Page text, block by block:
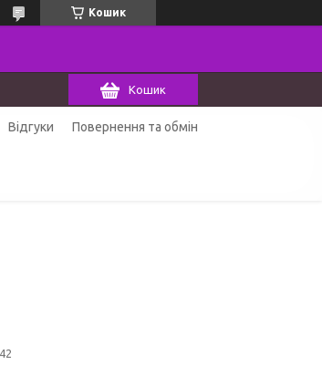
Кошик
Кошик
Відгуки Повернення та обмін